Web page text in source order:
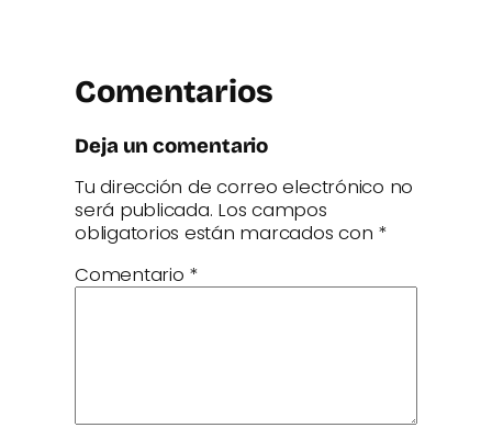
Comentarios
Deja un comentario
Tu dirección de correo electrónico no
será publicada. Los campos
obligatorios están marcados con *
Comentario *